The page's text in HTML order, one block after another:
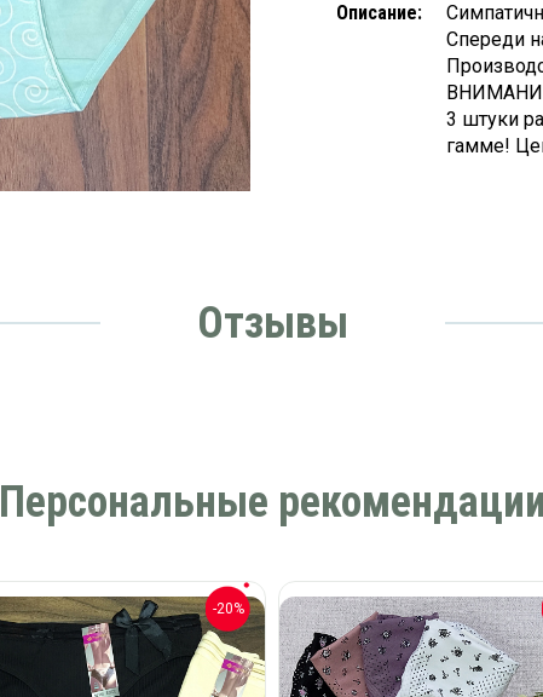
Описание:
Спереди
3 штуки
гамме!
Отзывы
Персональные рекомендации
-20%